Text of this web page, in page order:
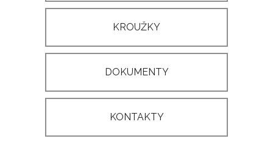
KROUŽKY
DOKUMENTY
KONTAKTY